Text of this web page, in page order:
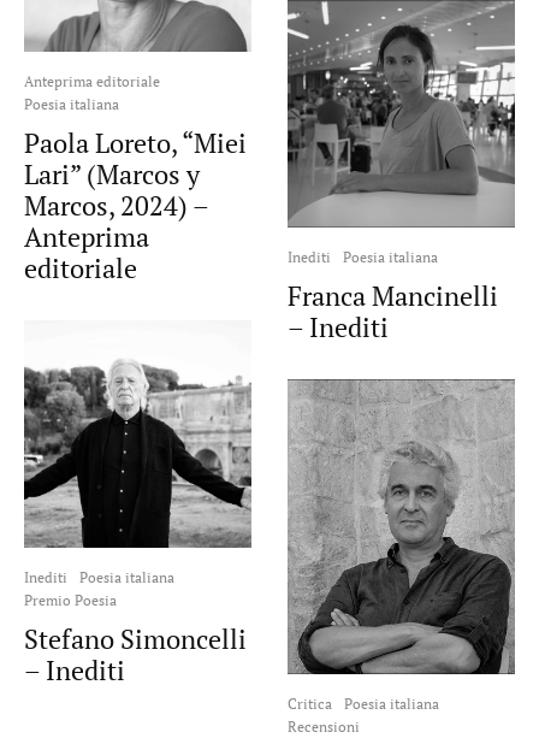
Anteprima editoriale
Poesia italiana
Paola Loreto, “Miei
Lari” (Marcos y
Marcos, 2024) –
Anteprima
editoriale
Inediti
Poesia italiana
Premio Poesia
Stefano Simoncelli
– Inediti
Inediti Poesia italiana
Franca Mancinelli
– Inediti
Critica
Poesia italiana
Recensioni